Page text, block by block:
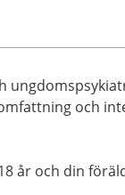
och
år och din